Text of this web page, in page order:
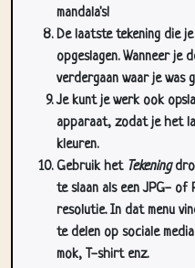
mandala's!
De laatste tekening die
opgeslagen. Wanneer je
verdergaan waar je was
Je kunt je werk ook
apparaat, zodat je het
kleuren.
Gebruik het Tekening
te slaan als een JPG- of
resolutie. In dat menu
te delen op sociale
mok, T-shirt enz.